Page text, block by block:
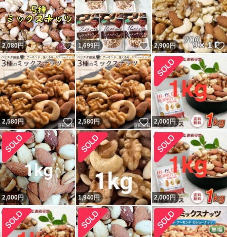
2,080円 いいね！
1,699円 いいね！
2,900円
2,580円 いいね！
2,580円 いいね！
2,000円
2,000円 1,940円 2,000円